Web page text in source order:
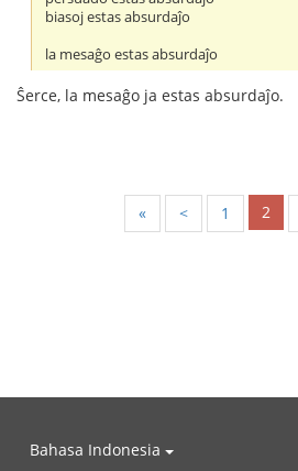
biasoj estas absurdaĵo
la mesaĝo estas absurdaĵo
Ŝerce, la mesaĝo ja estas absurdaĵo.
« < 1 2
Bahasa Indonesia